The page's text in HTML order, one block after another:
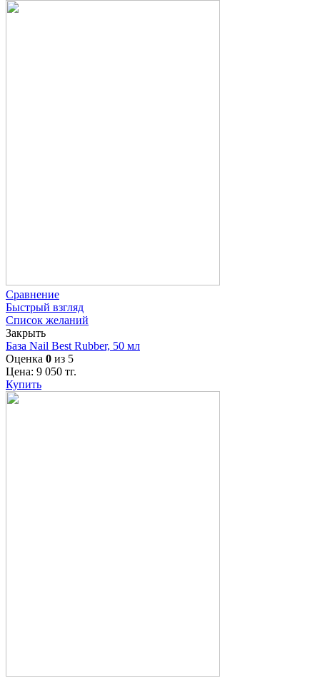
Сравнение
Быстрый взгляд
Список желаний
Закрыть
База Nail Best Rubber, 50 мл
Оценка 0 из 5
Цена: 9 050 тг.
Купить